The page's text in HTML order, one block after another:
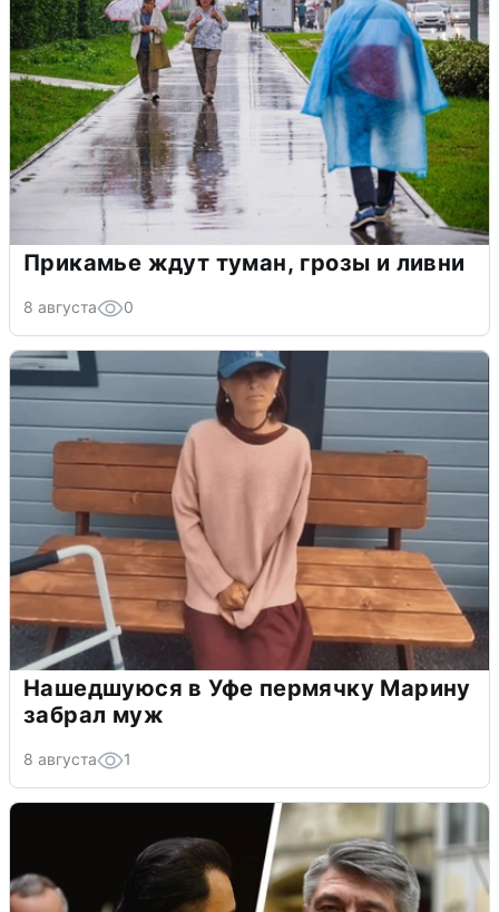
Прикамье ждут туман, грозы и ливни
8 августа 0
Нашедшуюся в Уфе пермячку Марину
забрал муж
8 августа 1